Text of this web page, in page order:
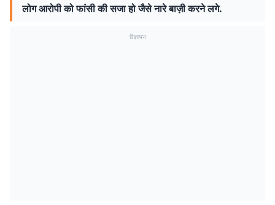
लोग आरोपी को फांसी की सजा हो जैसे नारे बाज़ी करने लगे.
विज्ञापन